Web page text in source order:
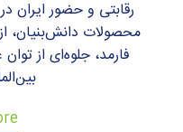
رقابتی و حضور ایران
محصولات دانش‌بنیان،
فارمد، جلوه‌ای از